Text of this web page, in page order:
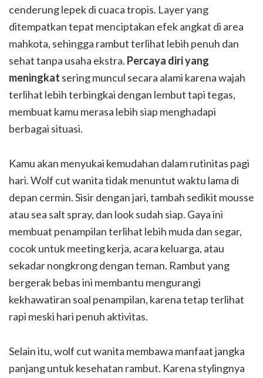
cenderung lepek di cuaca tropis. Layer yang
ditempatkan tepat menciptakan efek angkat di area
mahkota, sehingga rambut terlihat lebih penuh dan
sehat tanpa usaha ekstra. Percaya diri yang
meningkat sering muncul secara alami karena wajah
terlihat lebih terbingkai dengan lembut tapi tegas,
membuat kamu merasa lebih siap menghadapi
berbagai situasi.
Kamu akan menyukai kemudahan dalam rutinitas pagi
hari. Wolf cut wanita tidak menuntut waktu lama di
depan cermin. Sisir dengan jari, tambah sedikit mousse
atau sea salt spray, dan look sudah siap. Gaya ini
membuat penampilan terlihat lebih muda dan segar,
cocok untuk meeting kerja, acara keluarga, atau
sekadar nongkrong dengan teman. Rambut yang
bergerak bebas ini membantu mengurangi
kekhawatiran soal penampilan, karena tetap terlihat
rapi meski hari penuh aktivitas.
Selain itu, wolf cut wanita membawa manfaat jangka
panjang untuk kesehatan rambut. Karena stylingnya